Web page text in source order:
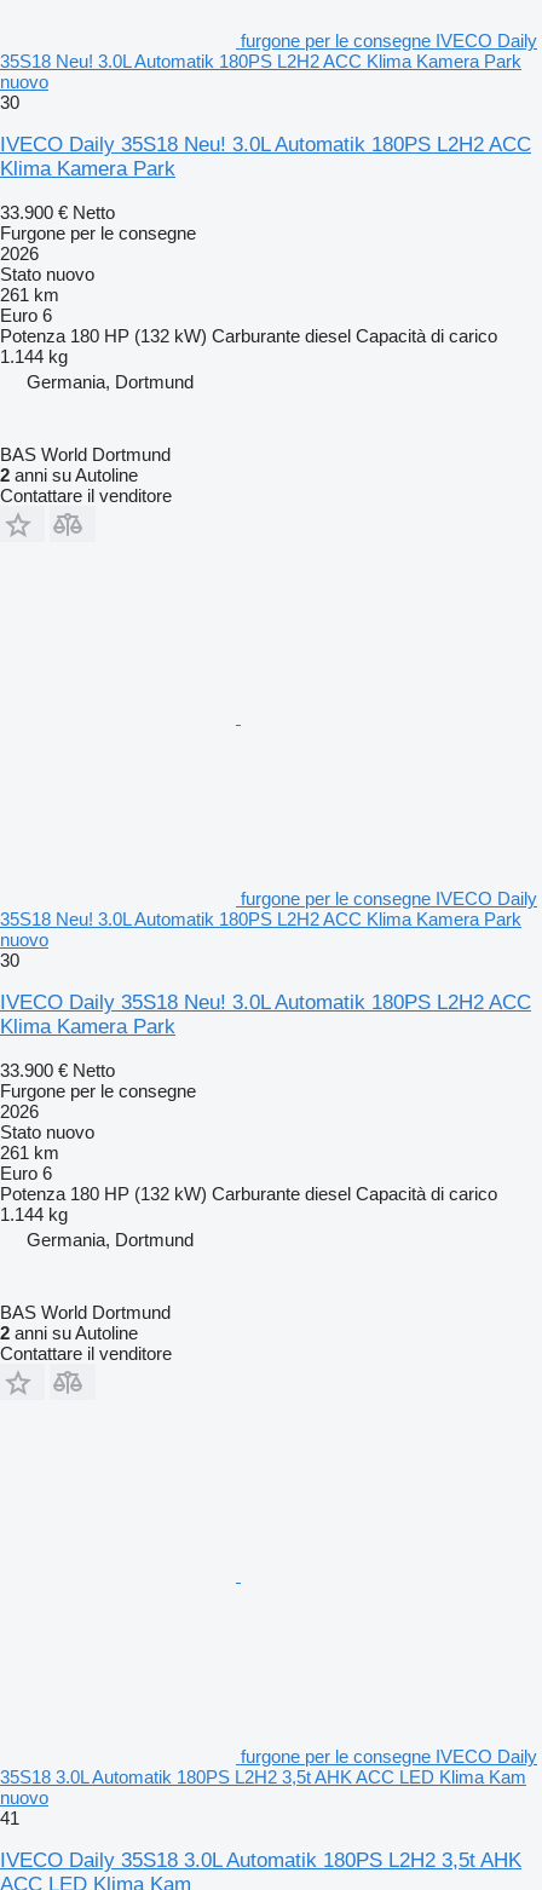
furgone per le consegne IVECO Daily
35S18 Neu! 3.0L Automatik 180PS L2H2 ACC Klima Kamera Park
nuovo
30
IVECO Daily 35S18 Neu! 3.0L Automatik 180PS L2H2 ACC
Klima Kamera Park
33.900 € Netto
Furgone per le consegne
2026
Stato nuovo
261 km
Euro 6
Potenza 180 HP (132 kW) Carburante diesel Capacità di carico
1.144 kg
Germania, Dortmund
BAS World Dortmund
2 anni su Autoline
Contattare il venditore
furgone per le consegne IVECO Daily
35S18 Neu! 3.0L Automatik 180PS L2H2 ACC Klima Kamera Park
nuovo
30
IVECO Daily 35S18 Neu! 3.0L Automatik 180PS L2H2 ACC
Klima Kamera Park
33.900 € Netto
Furgone per le consegne
2026
Stato nuovo
261 km
Euro 6
Potenza 180 HP (132 kW) Carburante diesel Capacità di carico
1.144 kg
Germania, Dortmund
BAS World Dortmund
2 anni su Autoline
Contattare il venditore
furgone per le consegne IVECO Daily
35S18 3.0L Automatik 180PS L2H2 3,5t AHK ACC LED Klima Kam
nuovo
41
IVECO Daily 35S18 3.0L Automatik 180PS L2H2 3,5t AHK
ACC LED Klima Kam